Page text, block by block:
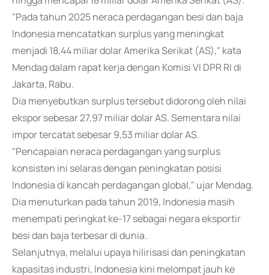
"Pada tahun 2025 neraca perdagangan besi dan baja
Indonesia mencatatkan surplus yang meningkat
menjadi 18,44 miliar dolar Amerika Serikat (AS)," kata
Mendag dalam rapat kerja dengan Komisi VI DPR RI di
Jakarta, Rabu.
Dia menyebutkan surplus tersebut didorong oleh nilai
ekspor sebesar 27,97 miliar dolar AS. Sementara nilai
impor tercatat sebesar 9,53 miliar dolar AS.
"Pencapaian neraca perdagangan yang surplus
konsisten ini selaras dengan peningkatan posisi
Indonesia di kancah perdagangan global," ujar Mendag.
Dia menuturkan pada tahun 2019, Indonesia masih
menempati peringkat ke-17 sebagai negara eksportir
besi dan baja terbesar di dunia.
Selanjutnya, melalui upaya hilirisasi dan peningkatan
kapasitas industri, Indonesia kini melompat jauh ke